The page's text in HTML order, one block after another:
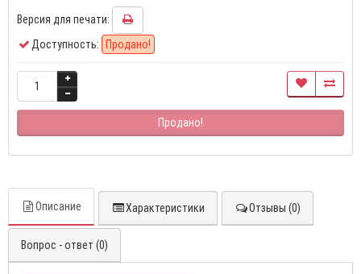
Версия для печати:
Доступность: Продано!
Продано!
Описание Характеристики Отзывы (0)
Вопрос - ответ (0)